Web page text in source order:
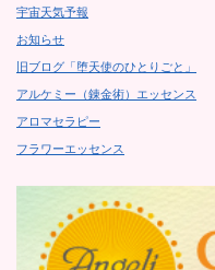
宇宙天気予報
お知らせ
旧ブログ「堕天使のひとりごと」
アルケミー（錬金術）エッセンス
アロマセラピー
フラワーエッセンス